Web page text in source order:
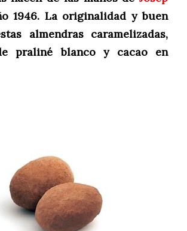
1946. La originalidad y buen
almendras caramelizadas,
praliné blanco y cacao en